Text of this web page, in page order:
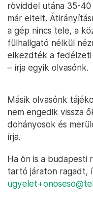
röviddel utána 35-
már eltelt.
a gép nincs tele, a
fülhallgató nélkül
elkezdték a fedélzeti
– írja egyik olvasónk.
Másik olvasónk
nem engedik vissza
dohányosok és
írja.
Ha ön is a budapesti
tartó járaton ragadt,